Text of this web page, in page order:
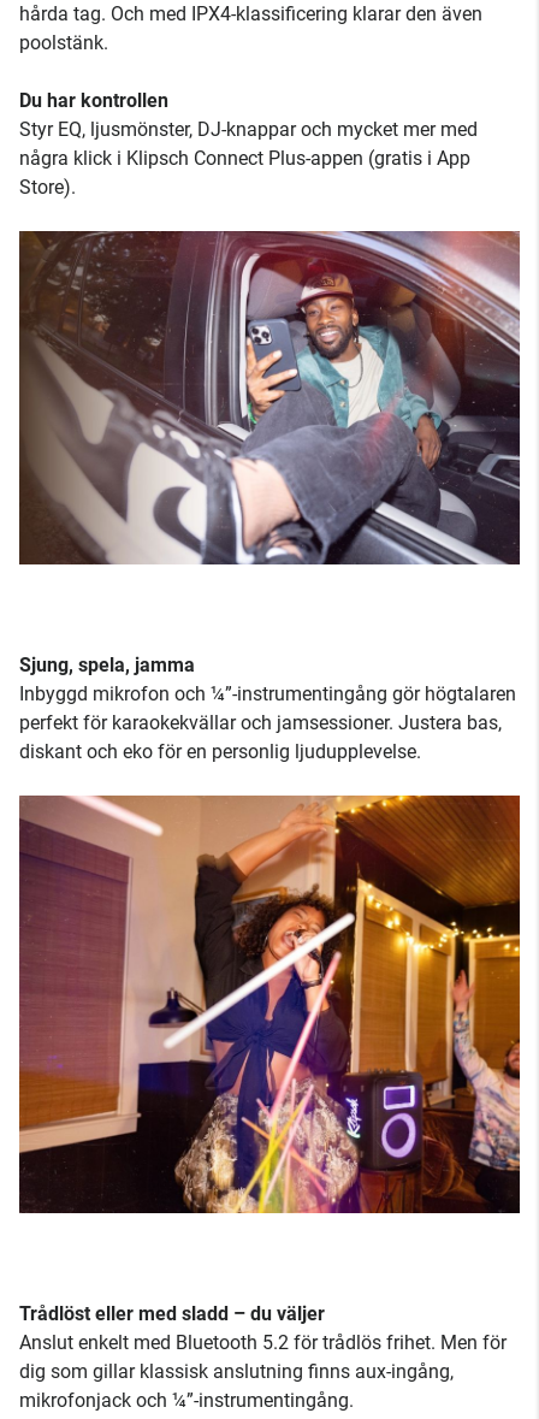
hårda tag. Och med IPX4-klassificering klarar den även
poolstänk.
Du har kontrollen
Styr EQ, ljusmönster, DJ-knappar och mycket mer med
några klick i Klipsch Connect Plus-appen (gratis i App
Store).
Sjung, spela, jamma
Inbyggd mikrofon och ¼”-instrumentingång gör högtalaren
perfekt för karaokekvällar och jamsessioner. Justera bas,
diskant och eko för en personlig ljudupplevelse.
Trådlöst eller med sladd – du väljer
Anslut enkelt med Bluetooth 5.2 för trådlös frihet. Men för
dig som gillar klassisk anslutning finns aux-ingång,
mikrofonjack och ¼”-instrumentingång.